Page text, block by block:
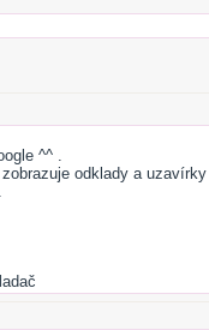
^^ .
odklady a